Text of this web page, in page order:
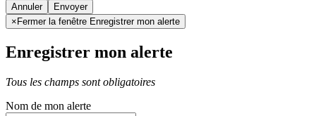
Annuler
× Fermer la fenêtre Enregistrer mon alerte
Enregistrer mon alerte
Tous les champs sont obligatoires
Nom de mon alerte